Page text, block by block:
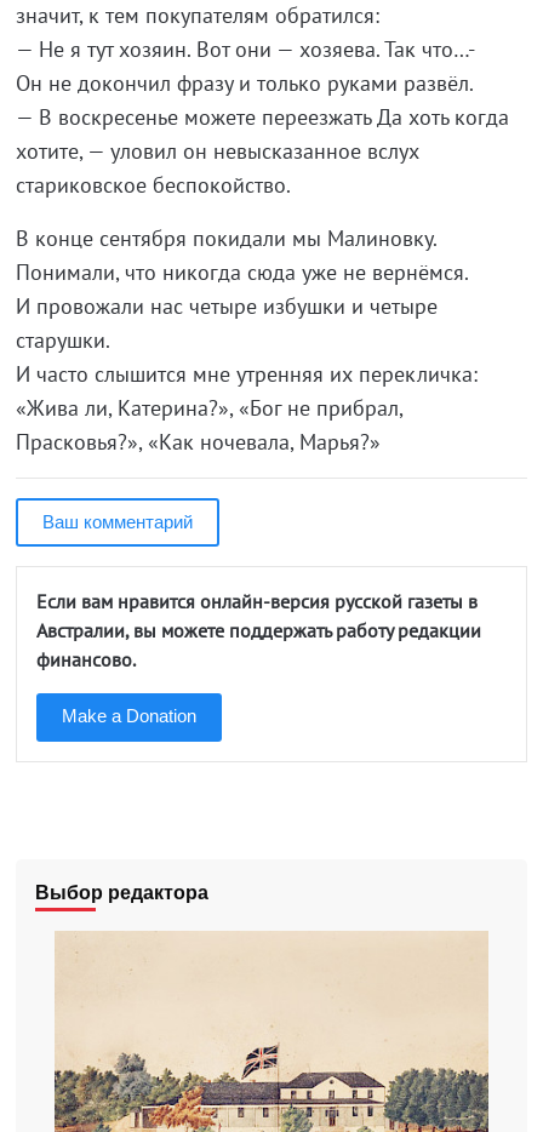
значит, к тем покупателям обратился:
— Не я тут хозяин. Вот они — хозяева. Так что…-
Он не докончил фразу и только руками развёл.
— В воскресенье можете переезжать Да хоть когда
хотите, — уловил он невысказанное вслух
стариковское беспокойство.
В конце сентября покидали мы Малиновку.
Понимали, что никогда сюда уже не вернёмся.
И провожали нас четыре избушки и четыре
старушки.
И часто слышится мне утренняя их перекличка:
«Жива ли, Катерина?», «Бог не прибрал,
Прасковья?», «Как ночевала, Марья?»
Ваш комментарий
Если вам нравится онлайн-версия русской газеты в
Австралии, вы можете поддержать работу редакции
финансово.
Make a Donation
Выбор редактора